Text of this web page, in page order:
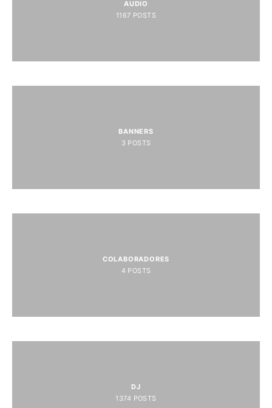
AUDIO
1167 POSTS
BANNERS
3 POSTS
COLABORADORES
4 POSTS
DJ
1374 POSTS